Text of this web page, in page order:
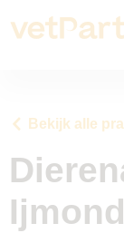
Bekijk alle